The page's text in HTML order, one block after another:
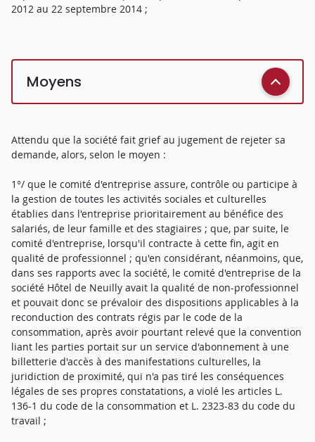
2012 au 22 septembre 2014 ;
Moyens
Attendu que la société fait grief au jugement de rejeter sa
demande, alors, selon le moyen :
1°/ que le comité d'entreprise assure, contrôle ou participe à
la gestion de toutes les activités sociales et culturelles
établies dans l'entreprise prioritairement au bénéfice des
salariés, de leur famille et des stagiaires ; que, par suite, le
comité d'entreprise, lorsqu'il contracte à cette fin, agit en
qualité de professionnel ; qu'en considérant, néanmoins, que,
dans ses rapports avec la société, le comité d'entreprise de la
société Hôtel de Neuilly avait la qualité de non-professionnel
et pouvait donc se prévaloir des dispositions applicables à la
reconduction des contrats régis par le code de la
consommation, après avoir pourtant relevé que la convention
liant les parties portait sur un service d'abonnement à une
billetterie d'accès à des manifestations culturelles, la
juridiction de proximité, qui n'a pas tiré les conséquences
légales de ses propres constatations, a violé les articles L.
136-1 du code de la consommation et L. 2323-83 du code du
travail ;